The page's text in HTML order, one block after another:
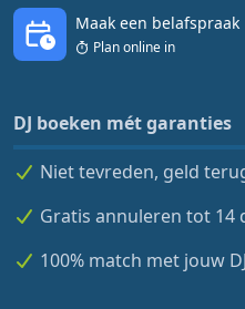
Maak een belafspraak
Plan online in
DJ boeken mét garanties
Niet tevreden, geld
Gratis annuleren tot 14
100% match met jouw DJ